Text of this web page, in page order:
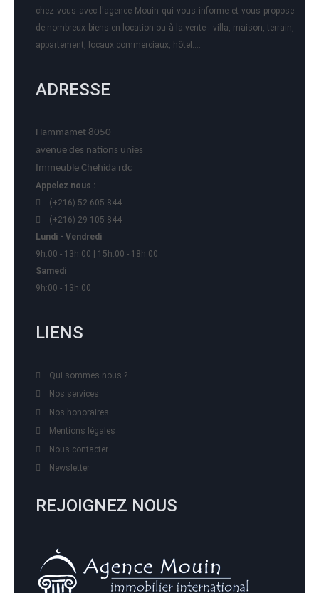
chez vous avec l'agence Mouin qui vous informe et vous propose
de nombreux biens en location ou à la vente : villa, maison, terrain,
appartement, locaux commerciaux, hôtel….
ADRESSE
Hammamet 8050
avenue des nations unies
Immeuble Chehida rdc
Appelez nous :
(+216) 52 605 844
(+216) 29 105 844
Lundi - Vendredi
9h:00 - 13h:00 | 15h:00 - 18h:00
Samedi
9h:00 - 13h:00
LIENS
Qui sommes nous ?
Nos services
Nos honoraires
Mentions légales
Nous contacter
Newsletter
REJOIGNEZ NOUS